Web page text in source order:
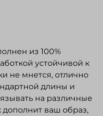
из 100%
устойчивой к
не мнется, отлично
длины и
на различные
дополнит ваш образ,